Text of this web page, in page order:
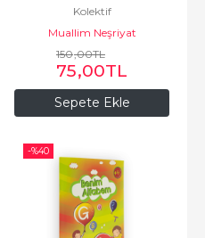
Sepete Ekle
Eğitimi 4-7 Yaş
Kolektif
Muallim Neşriyat
150,00TL
75,00TL
-%40